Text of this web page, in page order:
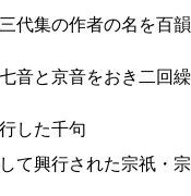
代集の作者の名を百韻
音と京音をおき二回繰
した千句
て興行された宗祇・宗